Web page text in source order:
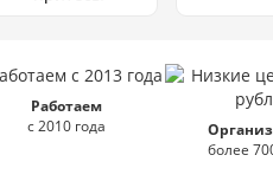
Работаем
с 2010 года
более